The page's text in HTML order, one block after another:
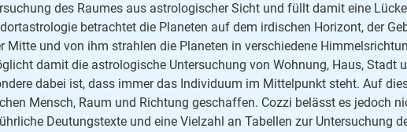
des Raumes aus astrologischer Sicht und füllt damit eine
betrachtet die Planeten auf dem irdischen Horizont, der
Mitte und von ihm strahlen die Planeten in verschiedene
damit die astrologische Untersuchung von Wohnung, Haus, Stadt
dabei ist, dass immer das Individuum im Mittelpunkt steht. Auf
Mensch, Raum und Richtung geschaffen. Cozzi belässt es jedoch
Deutungstexte und eine Vielzahl an Tabellen zur Untersuchung